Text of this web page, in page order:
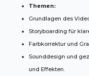
Themen:
Grundlagen des
Storyboarding für
Farbkorrektur und
Sounddesign und
und Effekten.